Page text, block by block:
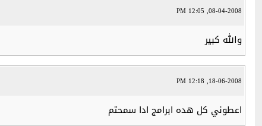
08-04-2008, 12:05 PM
والله كبير
18-06-2008, 12:18 PM
اعطوني كل هده ابرامج ادا سمحتم